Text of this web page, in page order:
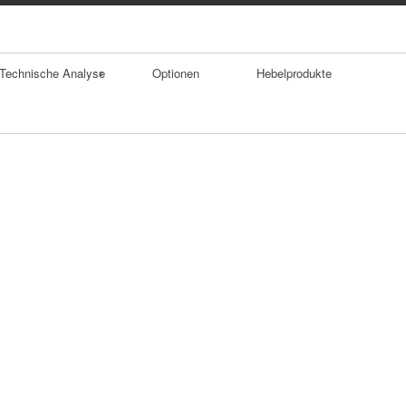
Technische Analyse Optionen Hebelprodukte